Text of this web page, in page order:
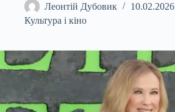
Леонтій Дубовик
10.02.2026
Культура і кіно